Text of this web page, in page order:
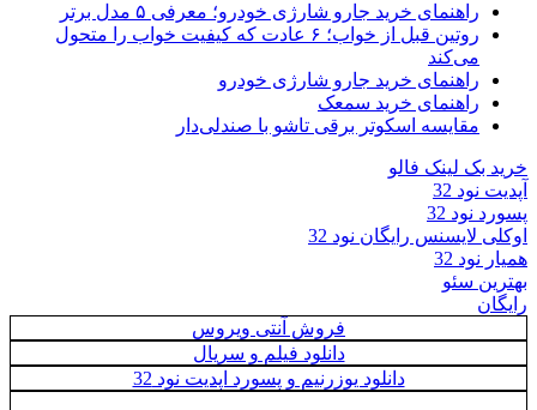
راهنمای خرید جارو شارژی خودرو؛ معرفی ۵ مدل برتر
روتین قبل از خواب؛ ۶ عادت که کیفیت خواب را متحول
می‌کند
راهنمای خرید جارو شارژی خودرو
راهنمای خرید سمعک
مقایسه اسکوتر برقی تاشو با صندلی‌دار
خرید بک لینک فالو
آپدیت نود 32
پسورد نود 32
اوکلی لایسنس رایگان نود 32
همیار نود 32
بهترین سئو
رایگان
فروش آنتی ویروس
دانلود فیلم و سریال
دانلود یوزرنیم و پسورد اپدیت نود 32